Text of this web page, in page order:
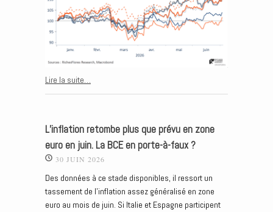
Lire la suite…
L’inflation retombe plus que prévu en zone
euro en juin. La BCE en porte-à-faux ?
30 JUIN 2026
Des données à ce stade disponibles, il ressort un
tassement de l’inflation assez généralisé en zone
euro au mois de juin. Si Italie et Espagne participent